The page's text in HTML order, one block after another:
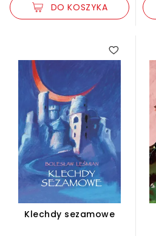
DO KOSZYKA
Klechdy sezamowe